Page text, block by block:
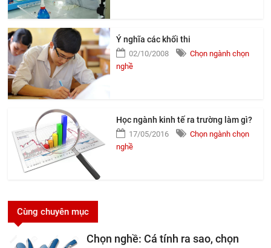
Ý nghĩa các khối thi
02/10/2008
Chọn ngành chọn
nghề
Học ngành kinh tế ra trường làm gì?
17/05/2016
Chọn ngành chọn
nghề
Cùng chuyên mục
Chọn nghề: Cá tính ra sao, chọn